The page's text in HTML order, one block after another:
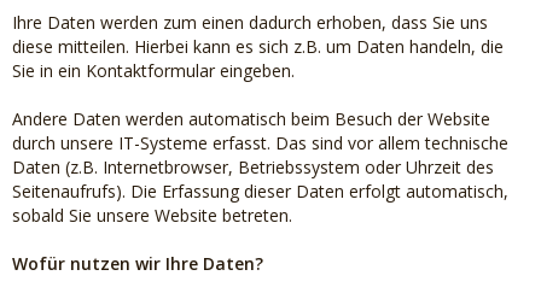
Ihre Daten werden zum einen dadurch erhoben, dass Sie uns
diese mitteilen. Hierbei kann es sich z.B. um Daten handeln, die
Sie in ein Kontaktformular eingeben.
Andere Daten werden automatisch beim Besuch der Website
durch unsere IT-Systeme erfasst. Das sind vor allem technische
Daten (z.B. Internetbrowser, Betriebssystem oder Uhrzeit des
Seitenaufrufs). Die Erfassung dieser Daten erfolgt automatisch,
sobald Sie unsere Website betreten.
Wofür nutzen wir Ihre Daten?